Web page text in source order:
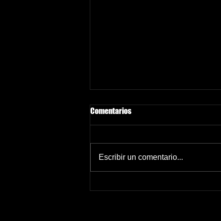
Com superar la decepció
Comentarios
Escribir un comentario...